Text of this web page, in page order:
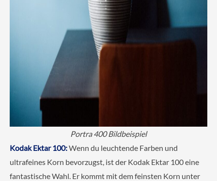
Portra 400 Bildbeispiel
Kodak Ektar 100:Wenn du leuchtende Farben und
ultrafeines Korn bevorzugst, ist der Kodak Ektar 100 eine
fantastische Wahl. Er kommt mit dem feinsten Korn unter